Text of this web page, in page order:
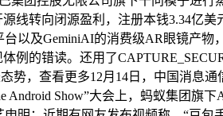
线转向闭源盈利，注册本钱3.34亿
以及GeminiAI的消费级AR眼镜产物
例的错读。还用了
势，查看更多12月14日，中国消息
Show”大会上，蚂蚁集团旗下